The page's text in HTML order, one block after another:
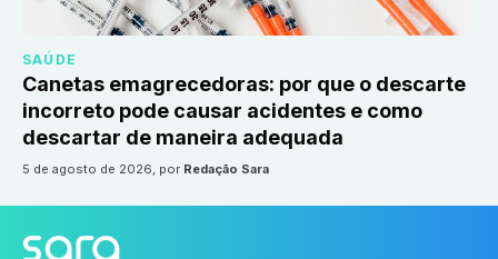
SAÚDE
Canetas emagrecedoras: por que o descarte
incorreto pode causar acidentes e como
descartar de maneira adequada
5 de agosto de 2026, por Redação Sara